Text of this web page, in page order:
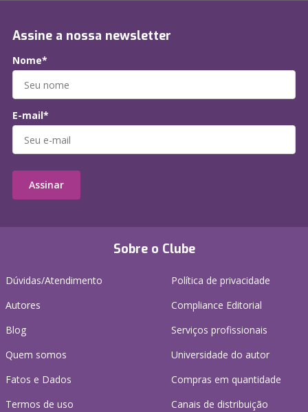
Sobre o Clube
Dúvidas/Atendimento
Autores
Blog
Quem somos
Fatos e Dados
Termos de uso
Política de privacidade
Compliance Editorial
Serviços profissionais
Universidade do autor
Compras em quantidade
Canais de distribuição
Assine a nossa newsletter
Nome*
E-mail*
Assinar